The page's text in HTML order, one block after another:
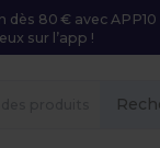
80 € avec APP10
sur l’app !